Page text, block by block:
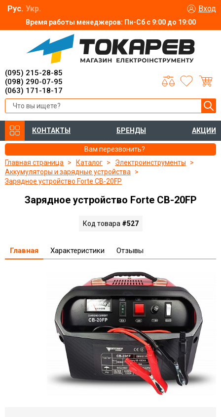
Время работы менеджеров: Пн-Сб с 9:00 до 19:00
Рус. Укр. Вход
(095) 215-28-85
(098) 290-07-95
(063) 171-18-17
КОНТАКТЫ БРЕНДЫ АКЦИИ
Вам перезвонить?
Главная страница
Каталог
Электроинструменты
Аккумуляторы и зарядные устройства
Зарядное устройство Forte CB-20FP
Зарядное устройство Forte CB-20FP
Код товара #527
Главная Характеристики Отзывы